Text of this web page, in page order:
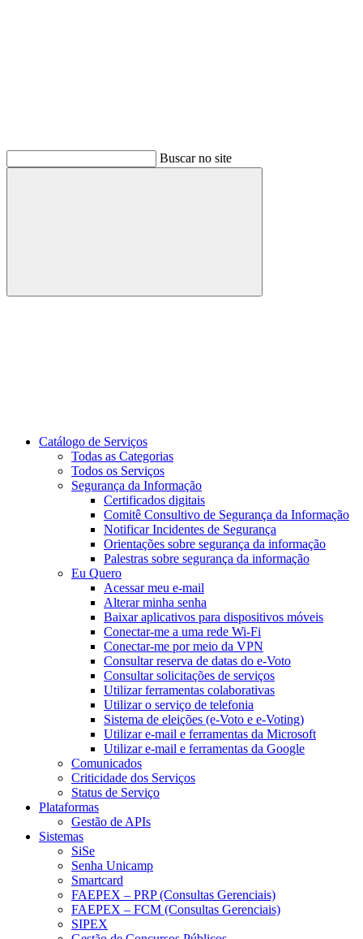
Buscar no site
Buscar
Catálogo de Serviços
Todas as Categorias
Todos os Serviços
Segurança da Informação
Certificados digitais
Comitê Consultivo de Segurança da Informação
Notificar Incidentes de Segurança
Orientações sobre segurança da informação
Palestras sobre segurança da informação
Eu Quero
Acessar meu e-mail
Alterar minha senha
Baixar aplicativos para dispositivos móveis
Conectar-me a uma rede Wi-Fi
Conectar-me por meio da VPN
Consultar reserva de datas do e-Voto
Consultar solicitações de serviços
Utilizar ferramentas colaborativas
Utilizar o serviço de telefonia
Sistema de eleições (e-Voto e e-Voting)
Utilizar e-mail e ferramentas da Microsoft
Utilizar e-mail e ferramentas da Google
Comunicados
Criticidade dos Serviços
Status de Serviço
Plataformas
Gestão de APIs
Sistemas
SiSe
Senha Unicamp
Smartcard
FAEPEX – PRP (Consultas Gerenciais)
FAEPEX – FCM (Consultas Gerenciais)
SIPEX